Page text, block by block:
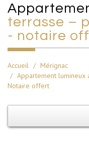
terrasse –
- notaire
Accueil
Mérignac
Appartement lumineux
Notaire offert